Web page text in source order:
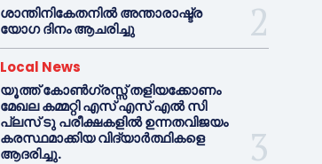
ശാന്തിനികേതനിൽ അന്താരാഷ്ട്ര
യോഗ ദിനം ആചരിച്ചു
Local News
യൂത്ത് കോൺഗ്രസ്സ് തളിയക്കോണം
മേഖല കമ്മറ്റി എസ് എസ് എൽ സി
പ്ലസ് ടു പരീക്ഷകളിൽ ഉന്നതവിജയം
കരസ്ഥമാക്കിയ വിദ്യാർത്ഥികളെ
ആദരിച്ചു.